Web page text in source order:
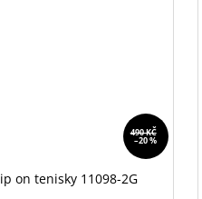
490 KČ
–20 %
on tenisky 11098-2G